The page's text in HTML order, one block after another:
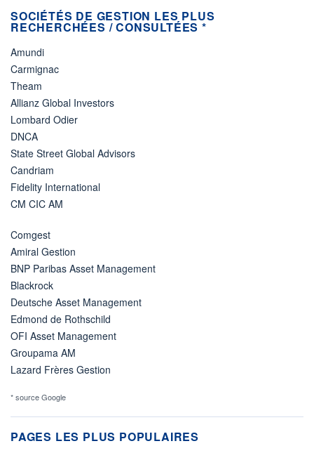
SOCIÉTÉS DE GESTION LES PLUS
RECHERCHÉES / CONSULTÉES *
Amundi
Carmignac
Theam
Allianz Global Investors
Lombard Odier
DNCA
State Street Global Advisors
Candriam
Fidelity International
CM CIC AM
Comgest
Amiral Gestion
BNP Paribas Asset Management
Blackrock
Deutsche Asset Management
Edmond de Rothschild
OFI Asset Management
Groupama AM
Lazard Frères Gestion
* source Google
PAGES LES PLUS POPULAIRES